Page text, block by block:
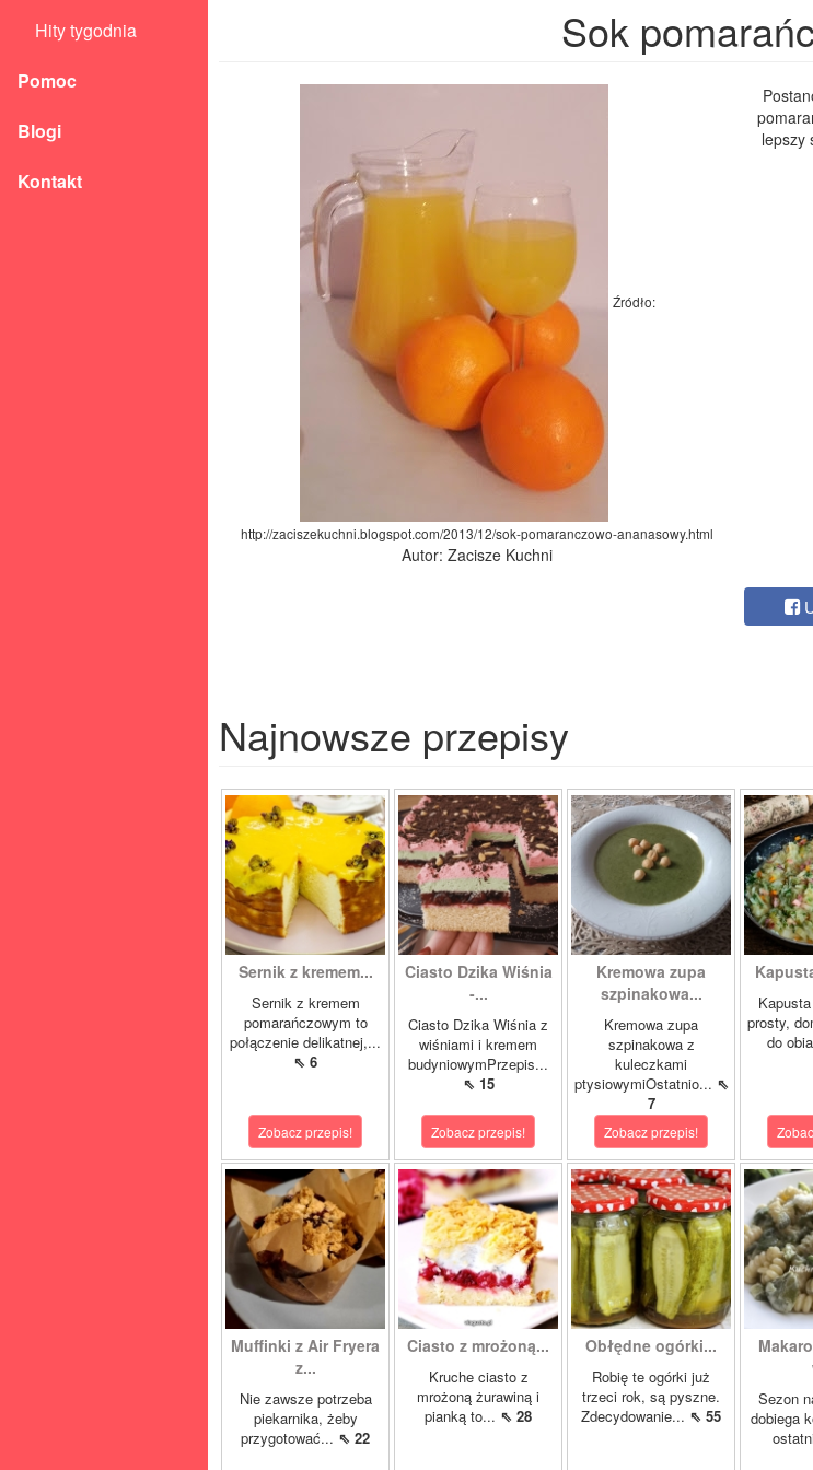
Hity tygodnia
Pomoc
Blogi
Kontakt
Sok
Źródło:
http://zaciszekuchni.blogspot.com/2013/12/sok-pomaranczowo-ananasowy.html
Autor: Zacisze Kuchni
lepszy
Najnowsze przepisy
Sernik z kremem...
Sernik z kremem
pomarańczowym to
połączenie delikatnej,...
⇖ 6
Zobacz przepis!
Ciasto Dzika Wiśnia
-...
Ciasto Dzika Wiśnia z
wiśniami i kremem
budyniowymPrzepis...
⇖ 15
Zobacz przepis!
Kremowa zupa
szpinakowa...
Kremowa zupa
szpinakowa z
kuleczkami
ptysiowymiOstatnio... ⇖
7
Zobacz przepis!
prosty,
do
Muffinki z Air Fryera
z...
Nie zawsze potrzeba
piekarnika, żeby
przygotować... ⇖ 22
Ciasto z mrożoną...
Kruche ciasto z
mrożoną żurawiną i
pianką to... ⇖ 28
Obłędne ogórki...
Robię te ogórki już
trzeci rok, są pyszne.
Zdecydowanie... ⇖ 55
Sezon
dobiega